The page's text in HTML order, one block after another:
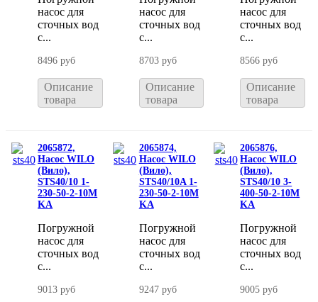
насос для
сточных вод
с...
8496 руб
Описание
товара
насос для
сточных вод
с...
8703 руб
Описание
товара
насос для
сточных вод
с...
8566 руб
Описание
товара
2065872,
Насос WILO
(Вило),
STS40/10 1-
230-50-2-10M
KA
Погружной
насос для
сточных вод
с...
9013 руб
2065874,
Насос WILO
(Вило),
STS40/10A 1-
230-50-2-10M
KA
Погружной
насос для
сточных вод
с...
9247 руб
2065876,
Насос WILO
(Вило),
STS40/10 3-
400-50-2-10M
KA
Погружной
насос для
сточных вод
с...
9005 руб